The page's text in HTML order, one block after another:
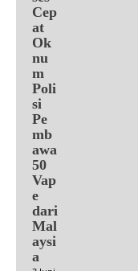
Cep
at
Ok
nu
m
Poli
si
Pe
mb
awa
50
Vap
e
dari
Mal
aysi
a